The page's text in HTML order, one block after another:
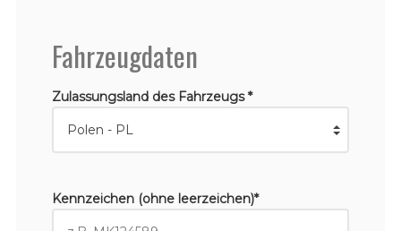
Fahrzeugdaten
Zulassungsland des Fahrzeugs *
Kennzeichen (ohne leerzeichen)*